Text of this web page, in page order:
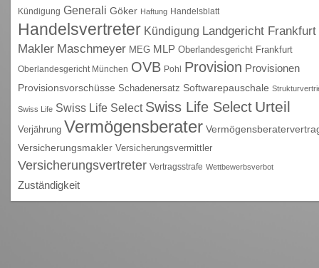
Kündigung Generali Göker Haftung Handelsblatt
Handelsvertreter Kündigung Landgericht Frankfurt
Makler Maschmeyer MEG MLP Oberlandesgericht Frankfurt
Oberlandesgericht München OVB Pohl Provision Provisionen
Provisionsvorschüsse Schadenersatz Softwarepauschale
Swiss Life Swiss Life Select Swiss Life Select Urteil
Verjährung Vermögensberater
Versicherungsmakler Versicherungsvermittler
Versicherungsvertreter Vertragsstrafe Wettbewerbsverbot
Zuständigkeit